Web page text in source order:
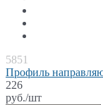
5851
Профиль
226
руб./шт